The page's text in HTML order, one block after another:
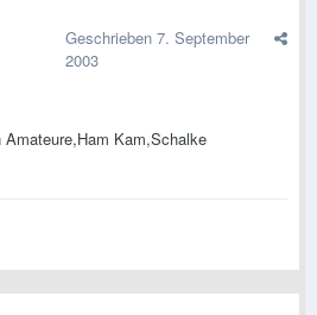
Geschrieben 7. September
2003
Kam,Schalke